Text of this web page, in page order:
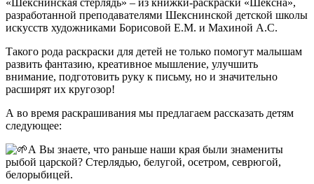
разработанной преподавателями Шекснинской детской школы
искусств художниками Борисовой Е.М. и Махиной А.С.
Такого рода раскраски для детей не только помогут малышам
развить фантазию, креативное мышление, улучшить
внимание, подготовить руку к письму, но и значительно
расширят их кругозор!
А во время раскрашивания мы предлагаем рассказать детям
следующее:
А Вы знаете, что раньше наши края были знамениты
рыбой царской? Стерлядью, белугой, осетром, севрюгой,
белорыбицей.